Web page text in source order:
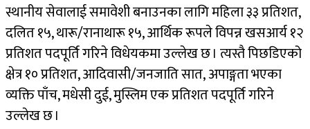
स्थानीय सेवालाई समावेशी बनाउनका लागि महिला ३३ प्रतिशत,
दलित १५, थारू/रानाथारू १५, आर्थिक रूपले विपन्न खसआर्य १२
प्रतिशत पदपूर्ति गरिने विधेयकमा उल्लेख छ । त्यस्तै पिछडिएको
क्षेत्र १० प्रतिशत, आदिवासी/जनजाति सात, अपाङ्गता भएका
व्यक्ति पाँच, मधेसी दुई, मुस्लिम एक प्रतिशत पदपूर्ति गरिने
उल्लेख छ ।